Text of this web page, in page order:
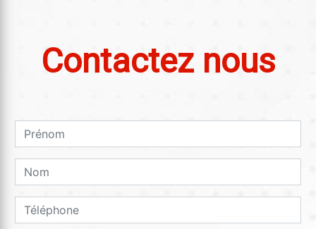
Contactez nous